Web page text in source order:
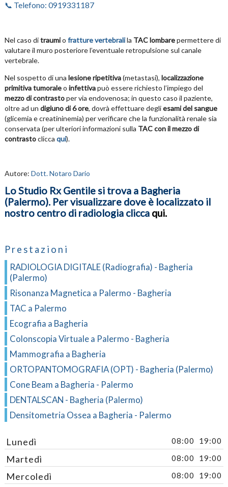
📞 Telefono: 0919331187
Nel caso ditraumio fratture vertebralila TAC lombarepermettere di
valutare il muro posteriore l’eventuale retropulsione sul canale
vertebrale.
Nel sospetto di una lesione ripetitiva(metastasi), localizzazione
primitiva tumoraleo infettivapuò essere richiesto l’impiego del
mezzo di contrastoper via endovenosa; in questo caso il paziente,
oltre ad un digiuno di 6 ore, dovrà effettuare degliesami del sangue
(glicemia e creatininemia) per verificare che la funzionalità renale sia
conservata (per ulteriori informazioni sulla TAC con il mezzo di
contrastoclicca qui).
Autore: Dott. Notaro Dario
Lo Studio Rx Gentile si trova a Bagheria
(Palermo). Per visualizzare dove è localizzato il
nostro centro di radiologia clicca qui.
Prestazioni
RADIOLOGIA DIGITALE (Radiografia) - Bagheria
(Palermo)
Risonanza Magnetica a Palermo - Bagheria
TAC a Palermo
Ecografia a Bagheria
Colonscopia Virtuale a Palermo - Bagheria
Mammografia a Bagheria
ORTOPANTOMOGRAFIA (OPT) - Bagheria (Palermo)
Cone Beam a Bagheria - Palermo
DENTALSCAN - Bagheria (Palermo)
Densitometria Ossea a Bagheria - Palermo
Lunedì 08:00 19:00
Martedì 08:00 19:00
Mercoledì 08:00 19:00